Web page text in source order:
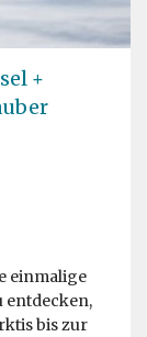
+
einmalige
entdecken,
bis zur